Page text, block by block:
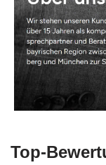
Top-